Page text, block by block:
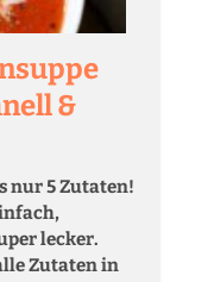
&
nur 5 Zutaten!
lecker.
Zutaten in